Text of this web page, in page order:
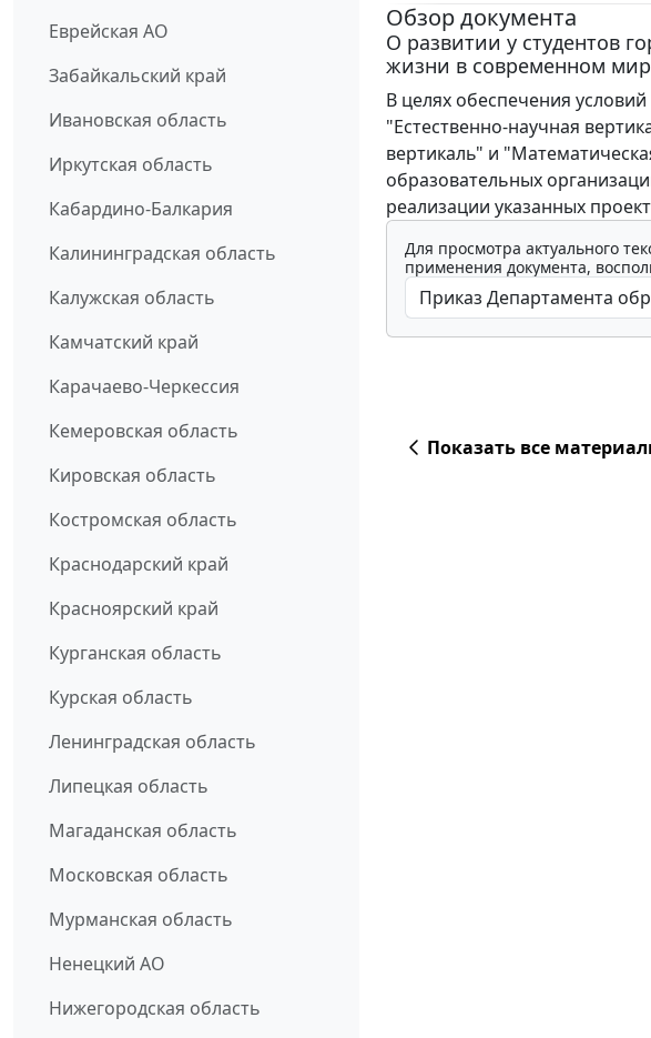
Еврейская АО
Забайкальский край
Ивановская область
Иркутская область
Кабардино-Балкария
Калининградская область
Калужская область
Камчатский край
Карачаево-Черкессия
Кемеровская область
Кировская область
Костромская область
Краснодарский край
Красноярский край
Курганская область
Курская область
Ленинградская область
Липецкая область
Магаданская область
Московская область
Мурманская область
Ненецкий АО
Нижегородская область
Обзор документа
О развитии у студентов
жизни в современном
В целях обеспечения
"Естественно-научная
вертикаль" и
образовательных
реализации указанных
Для просмотра актуального
применения документа,
Показать все